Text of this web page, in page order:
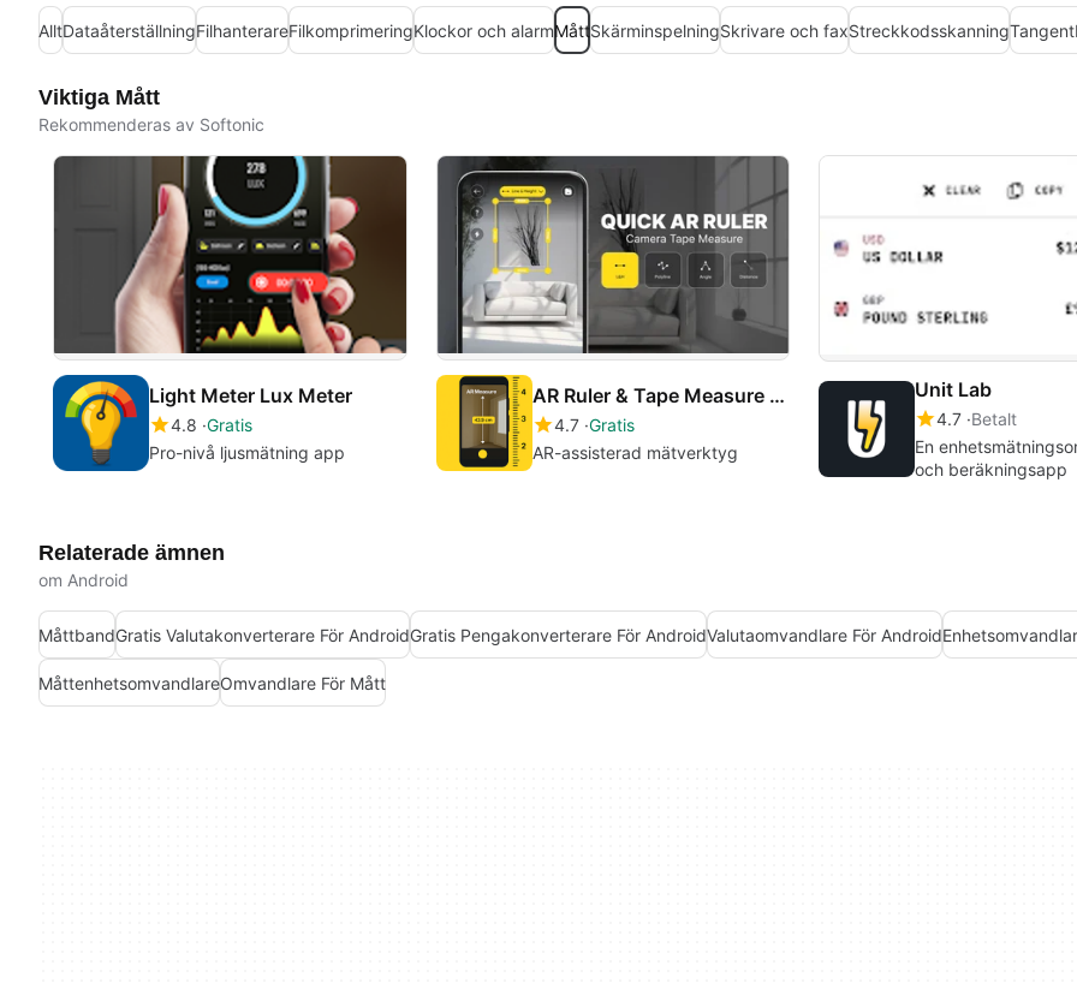
AlltDataåterställningFilhanterareFilkomprimeringKlockor och alarmMåttSkärminspelningSkrivare och faxStreckkodsskanning
Viktiga Mått
Rekommenderas av Softonic
Light Meter Lux Meter
4.8 Gratis
Pro-nivå ljusmätning app
AR Ruler & Tape Measure App
4.7 Gratis
AR-assisterad mätverktyg
Unit Lab
4.7 Betalt
En
och beräkningsapp
Relaterade ämnen
om Android
MåttbandGratis Valutakonverterare För AndroidGratis Pengakonverterare För AndroidValutaomvandlare För Android
MåttenhetsomvandlareOmvandlare För Mått